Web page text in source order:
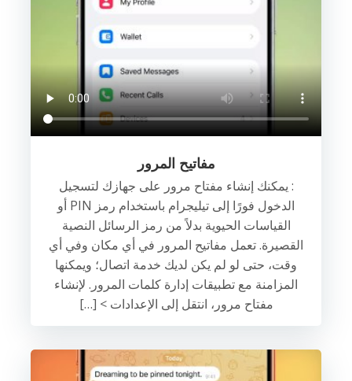
مفاتيح المرور
: يمكنك إنشاء مفتاح مرور على جهازك لتسجيل
الدخول فورًا إلى تيليجرام باستخدام رمز PIN أو
القياسات الحيوية بدلاً من رمز الرسائل النصية
القصيرة. تعمل مفاتيح المرور في أي مكان وفي أي
وقت، حتى لو لم يكن لديك خدمة اتصال؛ ويمكنها
المزامنة مع تطبيقات إدارة كلمات المرور. لإنشاء
مفتاح مرور، انتقل إلى الإعدادات > […]